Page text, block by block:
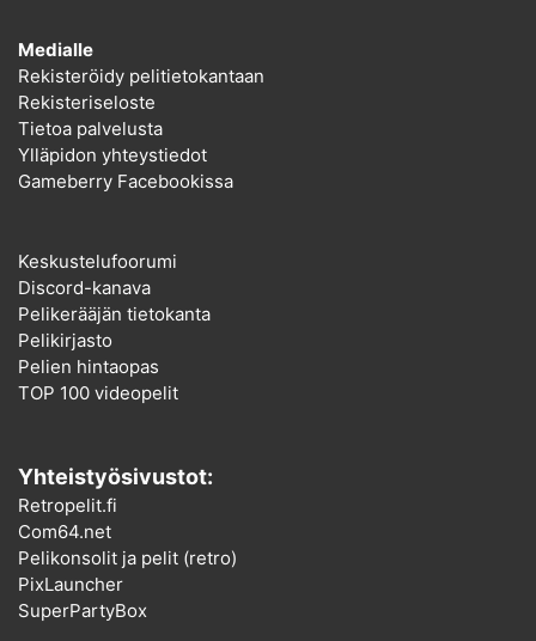
Medialle
Rekisteröidy pelitietokantaan
Rekisteriseloste
Tietoa palvelusta
Ylläpidon yhteystiedot
Gameberry Facebookissa
Keskustelufoorumi
Discord-kanava
Pelikerääjän tietokanta
Pelikirjasto
Pelien hintaopas
TOP 100 videopelit
Yhteistyösivustot:
Retropelit.fi
Com64.net
Pelikonsolit ja pelit (retro)
PixLauncher
SuperPartyBox